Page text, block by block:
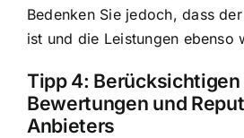
Bedenken Sie jedoch, dass
ist und die Leistungen ebenso
Tipp 4: Berücksichtigen
Bewertungen und
Anbieters